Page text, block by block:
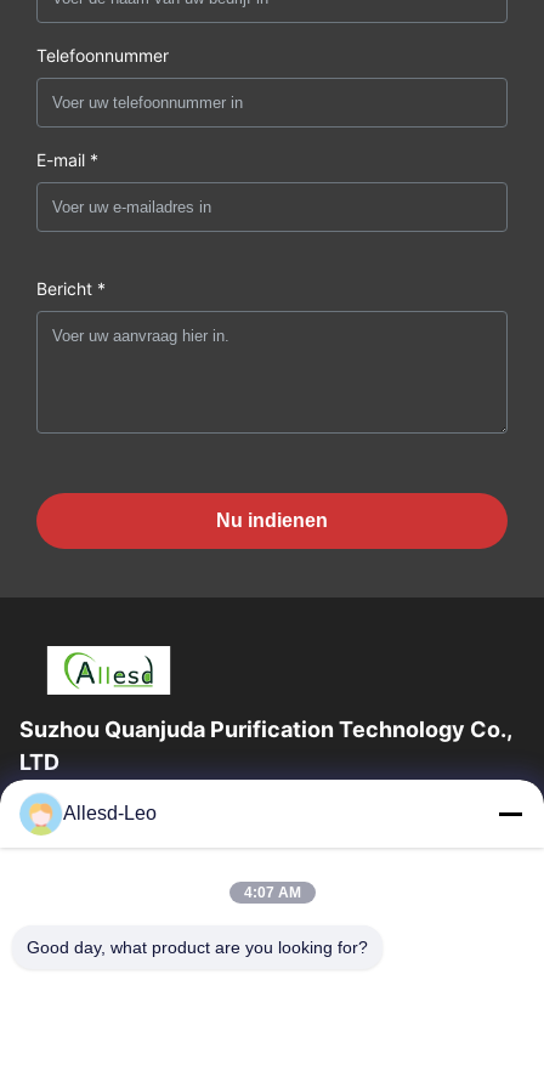
Telefoonnummer
E-mail *
Bericht *
Nu indienen
Suzhou Quanjuda Purification Technology Co.,
LTD
16years ervaring, als belangrijke fabrikant en exporteur van
ESD & Cleanroom producten, bieden wij een volledige lijn van
Huis
Producten
Allesd-Leo
4:07 AM
Good day, what product are you looking for?